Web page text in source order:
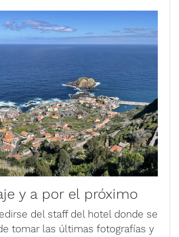
y a por el próximo
del staff del hotel donde se
tomar las últimas fotografías y